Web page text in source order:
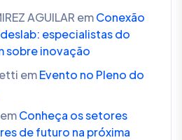
AGUILAR emConexão
especialistas do
sobre inovação
emEvento no Pleno do
emConheça os setores
de futuro na próxima